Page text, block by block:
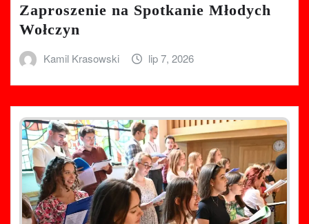
Zaproszenie na Spotkanie Młodych
Wołczyn
Kamil Krasowski lip 7, 2026